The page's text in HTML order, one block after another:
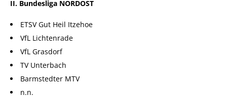
II. Bundesliga NORDOST
ETSV Gut Heil Itzehoe
VfL Lichtenrade
VfL Grasdorf
TV Unterbach
Barmstedter MTV
n.n.